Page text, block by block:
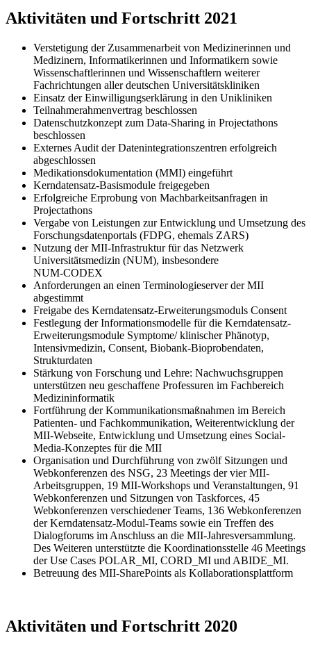
Aktivitäten und Fortschritt 2021
Verstetigung der Zusammenarbeit von Medizinerinnen und
Medizinern, Informatikerinnen und Informatikern sowie
Wissenschaftlerinnen und Wissenschaftlern weiterer
Fachrichtungen aller deutschen Universitätskliniken
Einsatz der Einwilligungserklärung in den Unikliniken
Teilnahmerahmenvertrag beschlossen
Datenschutzkonzept zum Data-Sharing in Projectathons
beschlossen
Externes Audit der Datenintegrations­zentren erfolgreich
abgeschlossen
Medikationsdokumentation (MMI) eingeführt
Kerndatensatz-Basismodule freigegeben
Erfolgreiche Erprobung von Machbarkeitsanfragen in
Projectathons
Vergabe von Leistungen zur Entwicklung und Umsetzung des
Forschungsdaten­portals (FDPG, ehemals ZARS)
Nutzung der MII-Infrastruktur für das Netzwerk
Universitätsmedizin (NUM), insbesondere
NUM-CODEX
Anforderungen an einen Terminologieserver der MII
abgestimmt
Freigabe des Kerndatensatz-Erweiterungsmoduls Consent
Festlegung der Informationsmodelle für die Kerndatensatz-
Erweiterungsmodule Symptome/ klinischer Phänotyp,
Intensivmedizin, Consent, Biobank-Bioprobendaten,
Strukturdaten
Stärkung von Forschung und Lehre: Nachwuchsgruppen
unterstützen neu geschaffene Professuren im Fachbereich
Medizininformatik
Fortführung der Kommunikations­maßnahmen im Bereich
Patienten- und Fachkommunikation, Weiterentwicklung der
MII-Webseite, Entwicklung und Umsetzung eines Social-
Media-Konzeptes für die MII
Organisation und Durchführung von zwölf Sitzungen und
Webkonferenzen des NSG, 23 Meetings der vier MII-
Arbeitsgruppen, 19 MII-Workshops und Veranstaltungen, 91
Webkonferenzen und Sitzungen von Taskforces, 45
Webkonferenzen verschiedener Teams, 136 Webkonferenzen
der Kerndatensatz-Modul-Teams sowie ein Treffen des
Dialogforums im Anschluss an die MII-Jahresversammlung.
Des Weiteren unterstützte die Koordinationsstelle 46 Meetings
der Use Cases POLAR_MI, CORD_MI und ABIDE_MI.
Betreuung des MII-SharePoints als Kollaborationsplattform
Aktivitäten und Fortschritt 2020